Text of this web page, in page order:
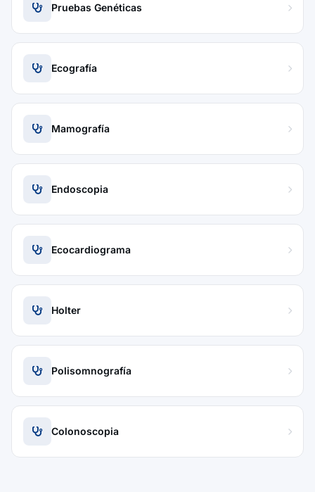
Pruebas Genéticas
Ecografía
Mamografía
Endoscopia
Ecocardiograma
Holter
Polisomnografía
Colonoscopia